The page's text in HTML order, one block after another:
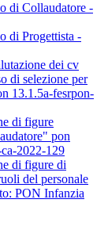
di Collaudatore -
di Progettista -
dei cv
di selezione per
13.1.5a-fesrpon-
di figure
pon
2022-129
di figure di
del personale
PON Infanzia